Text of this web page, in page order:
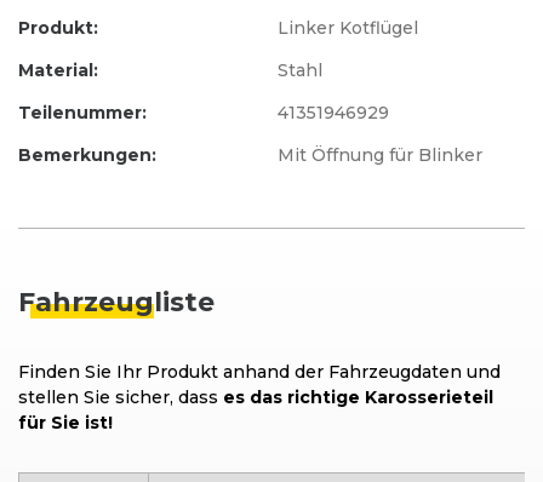
Produkt:
Linker Kotflügel
Material:
Stahl
Teilenummer:
41351946929
Bemerkungen:
Mit Öffnung für Blinker
Fahrzeugliste
Finden Sie Ihr Produkt anhand der Fahrzeugdaten und
stellen Sie sicher, dass es das richtige Karosserieteil
für Sie ist!